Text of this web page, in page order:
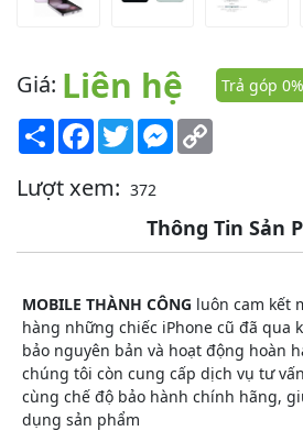
Giá: Liên hệ
Trả góp 0%
Share Facebook
TwitterMessenger
Lượt xem: 372
Thông Tin Sản
MOBILE THÀNH CÔNG luôn cam kết
hàng những chiếc iPhone cũ đã qua
bảo nguyên bản và hoạt động hoàn
chúng tôi còn cung cấp dịch vụ tư
cùng chế độ bảo hành chính hãng,
dụng sản phẩm